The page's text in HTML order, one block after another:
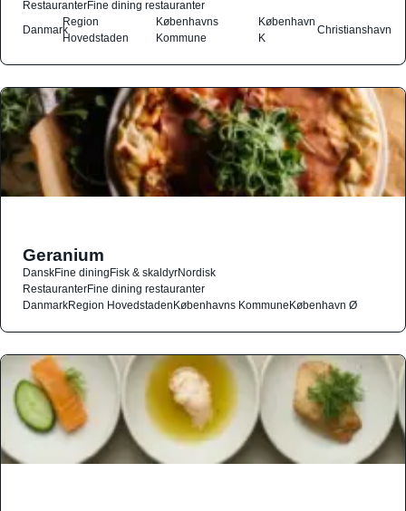
RestauranterFine dining restauranter
Danmark
Region
Hovedstaden
Københavns
Kommune
København
K
Christianshavn
Geranium
DanskFine diningFisk & skaldyrNordisk
RestauranterFine dining restauranter
DanmarkRegion HovedstadenKøbenhavns KommuneKøbenhavn Ø